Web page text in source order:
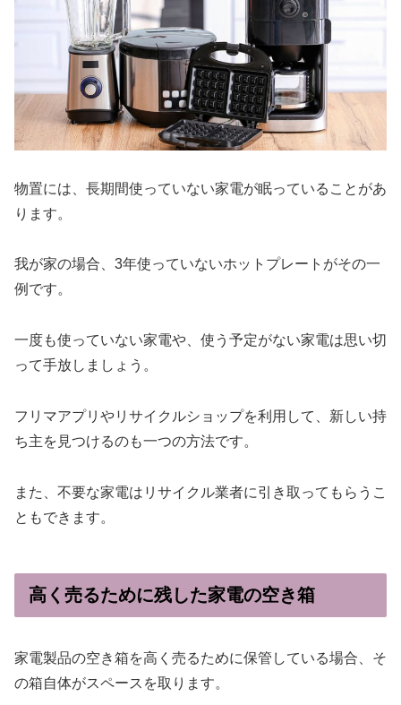
物置には、長期間使っていない家電が眠っていることがあ
ります。
我が家の場合、3年使っていないホットプレートがその一
例です。
一度も使っていない家電や、使う予定がない家電は思い切
って手放しましょう。
フリマアプリやリサイクルショップを利用して、新しい持
ち主を見つけるのも一つの方法です。
また、不要な家電はリサイクル業者に引き取ってもらうこ
ともできます。
高く売るために残した家電の空き箱
家電製品の空き箱を高く売るために保管している場合、そ
の箱自体がスペースを取ります。